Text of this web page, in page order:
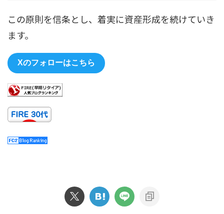
この原則を信条とし、着実に資産形成を続けていき
ます。
Xのフォローはこちら